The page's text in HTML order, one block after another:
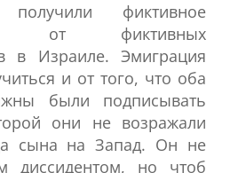
фиктивное
от фиктивных
в Израиле. Эмиграция
и от того, что оба
были подписывать
они не возражали
сына на Запад. Он не
диссидентом, но чтоб